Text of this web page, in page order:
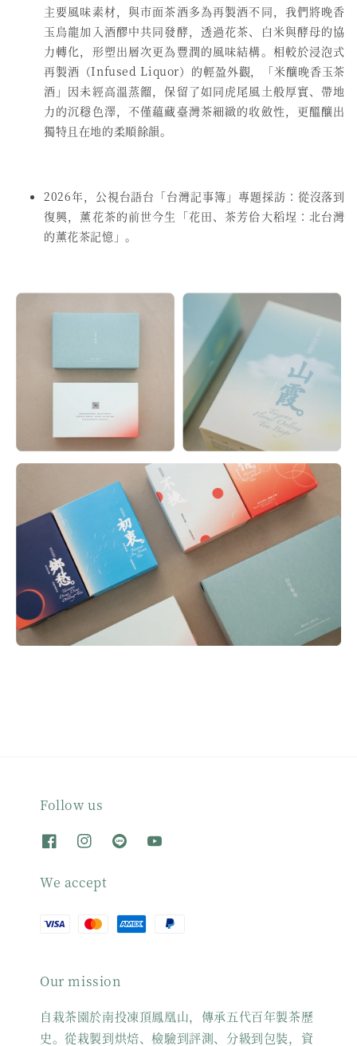
主要風味素材，與市面茶酒多為再製酒不同，我們將晚香
玉烏龍加入酒醪中共同發酵，透過花茶、白米與酵母的協
力轉化，形塑出層次更為豐潤的風味結構。相較於浸泡式
再製酒（Infused Liquor）的輕盈外觀，「米釀晚香玉茶
酒」因未經高溫蒸餾，保留了如同虎尾風土般厚實、帶地
力的沉穩色澤，不僅蘊藏臺灣茶細緻的收斂性，更醞釀出
獨特且在地的柔順餘韻。
2026年， 公視台語台 「台灣記事簿」專題採訪： 從沒落到
復興，薰花茶的前世今生「花田、茶芳佮大稻埕：北台灣
的薰花茶記憶」。
Follow us
We accept
Our mission
自栽茶園於南投凍頂鳳凰山，傳承五代百年製茶歷
史。從栽製到烘焙、檢驗到評測、分級到包裝，資